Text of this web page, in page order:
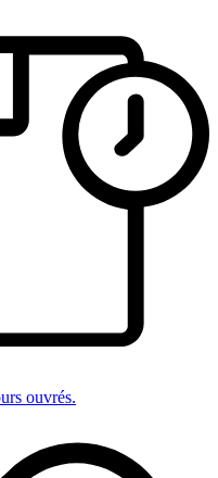
ouvrés.